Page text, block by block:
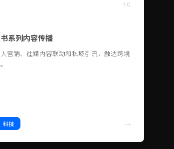
10
系列内容传播
营销、社媒内容联动和私域引流，触达跨境
科技 →